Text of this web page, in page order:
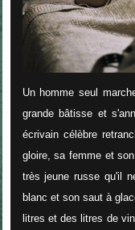
Un homme seul
grande bâtisse et
écrivain célèbre
gloire, sa femme et
très jeune russe qu'il
blanc et son saut à
litres et des litres de